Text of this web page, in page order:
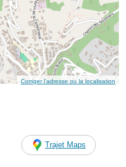
Corriger l’adresse ou la localisation
Trajet Maps